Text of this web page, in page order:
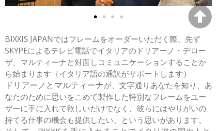
BIXXIS JAPANではフレームをオーダーいただく際、先ず
SKYPEによるテレビ電話でイタリアのドリアーノ・デロー
ザ、マルティーナと対面しコミュニケーションすることか
ら始まります（イタリア語の通訳がサポートします）
ドリアーノとマルティーナが、文字通りあなたを知り、あ
なたのために思いをこめて製作した特別なフレームをユー
ザーに手に入れて欲しいだけでなく、彼らにはやりがいの
持てる仕事の機会も提供したい、という思いがあります。